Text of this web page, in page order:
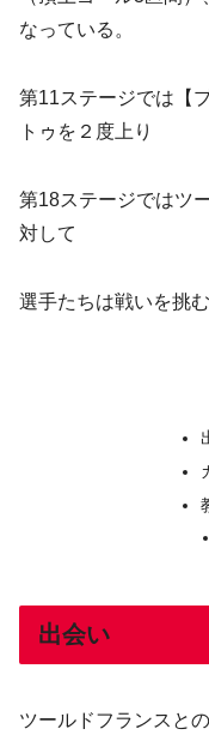
なっている。
第11ステージでは【
トゥを２度上り
第18ステージではツ
対して
選手たちは戦いを挑む
出会い
ツールドフランスと